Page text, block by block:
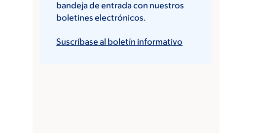
bandeja de entrada con nuestros
boletines electrónicos.
Suscríbase al boletín informativo